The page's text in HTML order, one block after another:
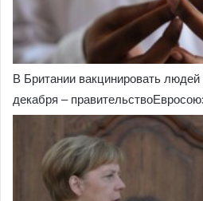
В Британии вакцинировать
декабря –